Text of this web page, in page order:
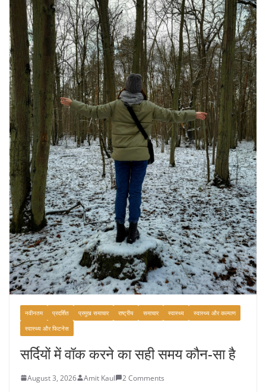
16 ज़रूरी कीबोर्ड शॉर्टकट्स जो आपकी
उत्पादकता को दोगुना कर देंगे
August 7, 2026 0 Comments
नवीनतम प्रदर्शित प्रमुख समाचार राष्ट्रीय समाचार स्वास्थ्य
स्वास्थ्य और कल्याण
स्वास्थ्य और फिटनेस
सर्दियों में वॉक करने का सही समय कौन-सा है
August 3, 2026 Amit Kaul 2 Comments